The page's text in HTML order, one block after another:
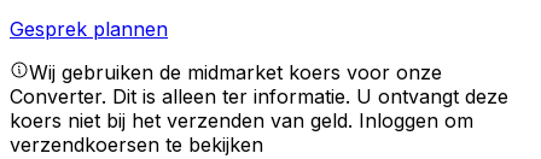
Gesprek plannen
Wij gebruiken de midmarket koers voor onze
Converter. Dit is alleen ter informatie. U ontvangt deze
koers niet bij het verzenden van geld. Inloggen om
verzendkoersen te bekijken